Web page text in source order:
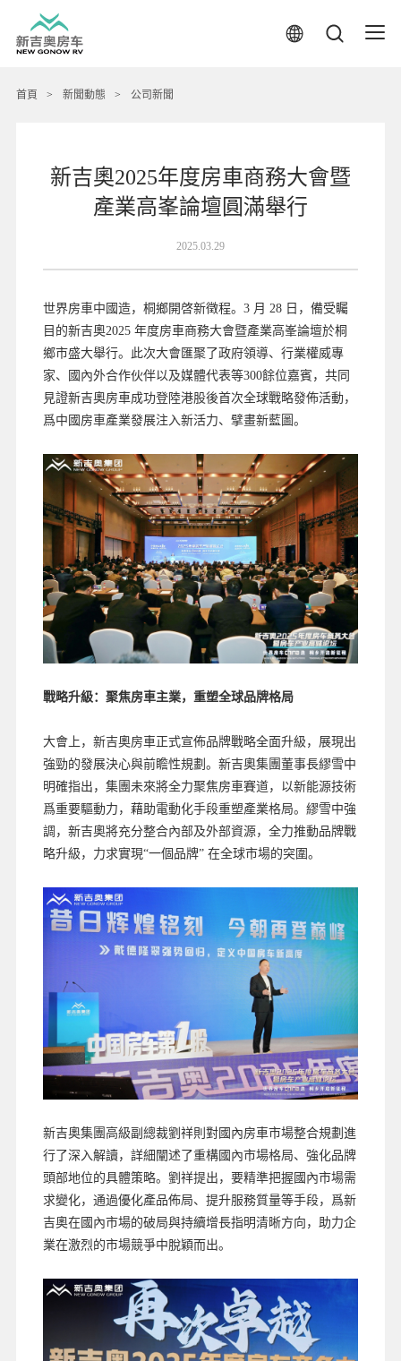
首頁 > 新聞動態 > 公司新聞
新吉奧2025年度房車商務大會暨
產業高峯論壇圓滿舉行
2025.03.29
世界房車中國造，桐鄉開啓新徵程。3 月 28 日，備受矚
目的新吉奧2025 年度房車商務大會暨產業高峯論壇於桐
鄉市盛大舉行。此次大會匯聚了政府領導、行業權威專
家、國內外合作伙伴以及媒體代表等300餘位嘉賓，共同
見證新吉奧房車成功登陸港股後首次全球戰略發佈活動，
爲中國房車產業發展注入新活力、擘畫新藍圖。
戰略升級：聚焦房車主業，重塑全球品牌格局
大會上，新吉奧房車正式宣佈品牌戰略全面升級，展現出
強勁的發展決心與前瞻性規劃。新吉奧集團董事長繆雪中
明確指出，集團未來將全力聚焦房車賽道，以新能源技術
爲重要驅動力，藉助電動化手段重塑產業格局。繆雪中強
調，新吉奧將充分整合內部及外部資源，全力推動品牌戰
略升級，力求實現“一個品牌” 在全球市場的突圍。
新吉奧集團高級副總裁劉祥則對國內房車市場整合規劃進
行了深入解讀，詳細闡述了重構國內市場格局、強化品牌
頭部地位的具體策略。劉祥提出，要精準把握國內市場需
求變化，通過優化產品佈局、提升服務質量等手段，爲新
吉奧在國內市場的破局與持續增長指明清晰方向，助力企
業在激烈的市場競爭中脫穎而出。